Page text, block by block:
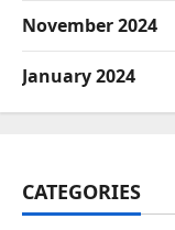
November 2024
January 2024
CATEGORIES